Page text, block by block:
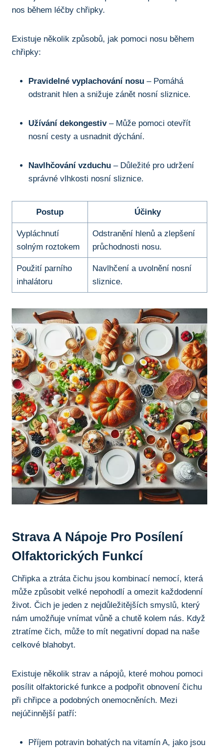
nos během ⁤léčby chřipky.
Existuje několik ‍způsobů, jak pomoci nosu během
chřipky:
Pravidelné vyplachování nosu – Pomáhá
odstranit hlen a ‌snižuje zánět nosní sliznice.
Užívání dekongestiv– Může pomoci otevřít
nosní cesty ‌a⁣ usnadnit dýchání.
Navlhčování vzduchu – Důležité ⁣pro udržení
správné vlhkosti⁤ nosní sliznice.
Postup Účinky
Vypláchnutí
solným roztokem
Odstranění hlenů a zlepšení
průchodnosti nosu.
Použití parního
inhalátoru
Navlhčení a uvolnění‍ nosní
sliznice.
Strava ⁤a Nápoje ⁤pro Posílení
Olfaktorických Funkcí
Chřipka⁤ a ztráta čichu jsou​ kombinací nemocí, která
⁣může způsobit velké nepohodlí a ‍omezit každodenní
‍život. Čich ⁣je jeden z nejdůležitějších ​smyslů, který⁣
nám umožňuje‌ vnímat‌ vůně a chutě kolem nás. Když
ztratíme čich, může⁢ to mít negativní dopad⁤ na naše
⁢celkové blahobyt.
Existuje několik strav a nápojů, které‌ mohou pomoci
posílit olfaktorické funkce a ​podpořit obnovení čichu
při chřipce a podobných onemocněních. Mezi
nejúčinnější patří:
Příjem potravin‍ bohatých⁣ na vitamín A, jako jsou